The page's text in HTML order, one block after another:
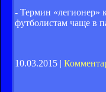
- Термин «легионер»
футболистам чаще в
10.03.2015 |